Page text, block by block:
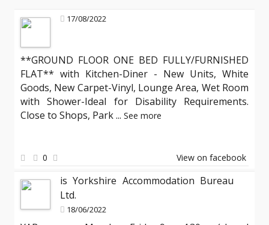
17/08/2022
**GROUND FLOOR ONE BED FULLY/FURNISHED
FLAT** with Kitchen-Diner - New Units, White
Goods, New Carpet-Vinyl, Lounge Area, Wet Room
with Shower-Ideal for Disability Requirements.
Close to Shops, Park... See more
0 View on facebook
is Yorkshire Accommodation Bureau
Ltd.
18/06/2022